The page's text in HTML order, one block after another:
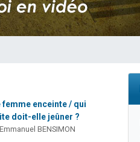
femme enceinte / qui
doit-elle jeûner ?
BENSIMON